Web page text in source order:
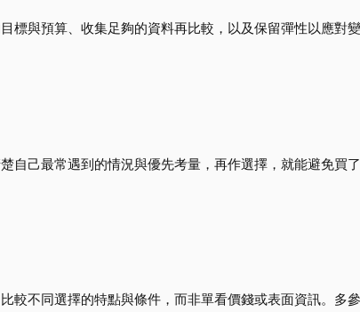
標與預算、收集足夠的資料再比較，以及保留彈性以應對
自己最常遇到的情況與優先考量，再作選擇，就能避免買
較不同選擇的特點與條件，而非單看價錢或表面資訊。多